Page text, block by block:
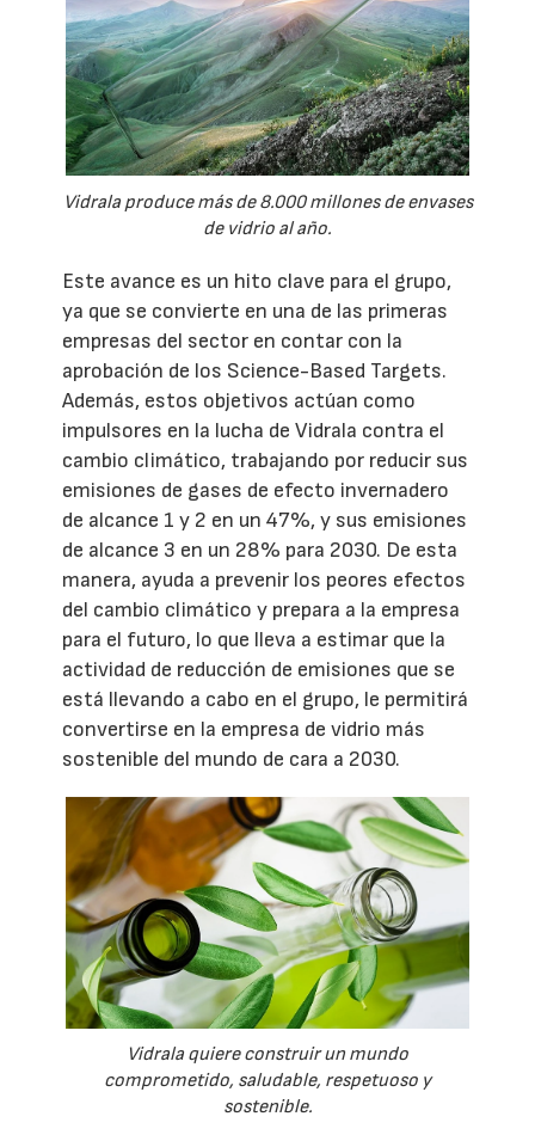
Vidrala produce más de 8.000 millones de envases
de vidrio al año.
Este avance es un hito clave para el grupo,
ya que se convierte en una de las primeras
empresas del sector en contar con la
aprobación de los Science-Based Targets.
Además, estos objetivos actúan como
impulsores en la lucha de Vidrala contra el
cambio climático, trabajando por reducir sus
emisiones de gases de efecto invernadero
de alcance 1 y 2 en un 47%, y sus emisiones
de alcance 3 en un 28% para 2030. De esta
manera, ayuda a prevenir los peores efectos
del cambio climático y prepara a la empresa
para el futuro, lo que lleva a estimar que la
actividad de reducción de emisiones que se
está llevando a cabo en el grupo, le permitirá
convertirse en la empresa de vidrio más
sostenible del mundo de cara a 2030.
Vidrala quiere construir un mundo
comprometido, saludable, respetuoso y
sostenible.